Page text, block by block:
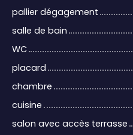
pallier dégagement
salle de bain
WC
placard
chambre
cuisine
salon avec accès terrasse